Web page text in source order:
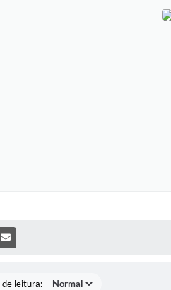
MÍDIAS
de leitura: